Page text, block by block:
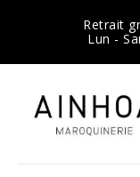
Retrait
Lun -